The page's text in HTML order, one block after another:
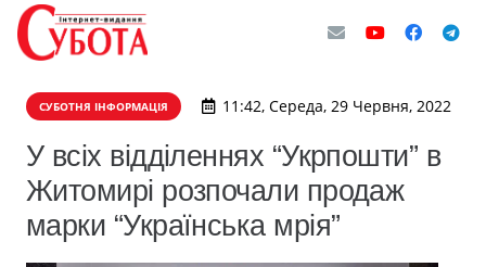
СУБОТНЯ ІНФОРМАЦІЯ 11:42, Середа, 29 Червня, 2022
У всіх відділеннях “Укрпошти” в
Житомирі розпочали продаж
марки “Українська мрія”